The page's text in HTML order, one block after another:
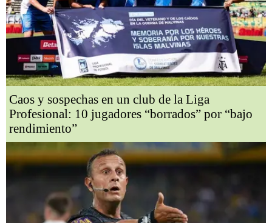
Caos y sospechas en un club de la Liga
Profesional: 10 jugadores “borrados” por “bajo
rendimiento”